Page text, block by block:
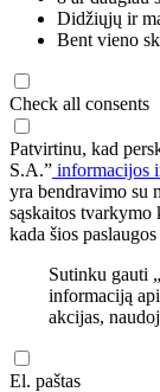
Didžiųjų ir
Bent vieno
Check all consents
Patvirtinu, kad
S.A.” informacijos
yra bendravimo su
sąskaitos tvarkymo
kada šios
Sutinku gauti
informaciją
akcijas,
El. paštas